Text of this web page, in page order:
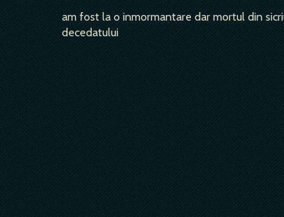
am fost la o inmormantare dar mortul din
decedatului